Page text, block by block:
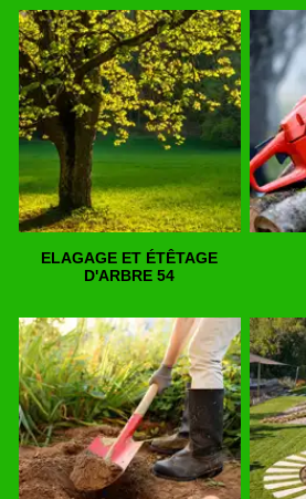
ELAGAGE ET ÉTÊTAGE
D'ARBRE 54